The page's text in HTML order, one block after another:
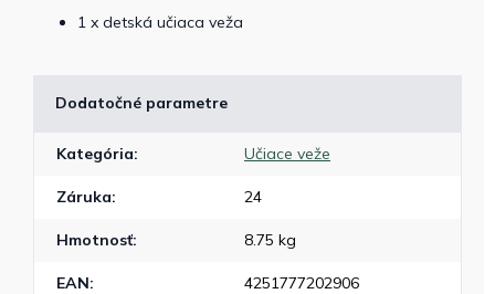
1 x detská učiaca veža
Dodatočné parametre
Kategória: Učiace veže
Záruka: 24
Hmotnosť: 8.75 kg
EAN: 4251777202906